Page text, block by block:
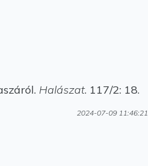
Halászat. 117/2: 18.
2024-07-09 11:46:21